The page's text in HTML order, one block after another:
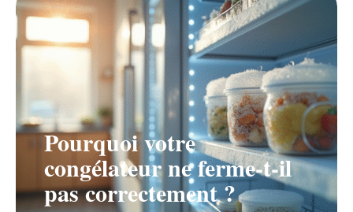
Pourquoi votre
congélateur ne ferme-t-il
pas correctement ?